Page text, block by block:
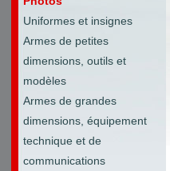
Uniformes et insignes
Armes de petites
dimensions, outils et
modèles
Armes de grandes
dimensions, équipement
technique et de
communications